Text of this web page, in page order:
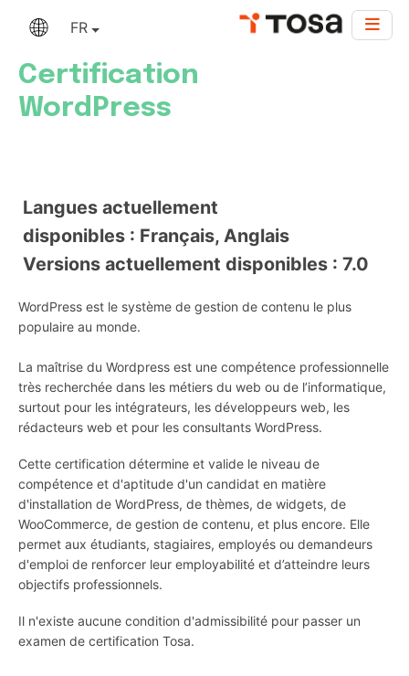
FR
Certification
WordPress
Langues actuellement
disponibles : Français, Anglais
Versions actuellement disponibles : 7.0
WordPress est le système de gestion de contenu le plus
populaire au monde.
La maîtrise du Wordpress est une compétence professionnelle
très recherchée dans les métiers du web ou de l’informatique,
surtout pour les intégrateurs, les développeurs web, les
rédacteurs web et pour les consultants WordPress.
Cette certification détermine et valide le niveau de
compétence et d'aptitude d'un candidat en matière
d'installation de WordPress, de thèmes, de widgets, de
WooCommerce, de gestion de contenu, et plus encore. Elle
permet aux étudiants, stagiaires, employés ou demandeurs
d'emploi de renforcer leur employabilité et d’atteindre leurs
objectifs professionnels.
Il n'existe aucune condition d'admissibilité pour passer un
examen de certification Tosa.